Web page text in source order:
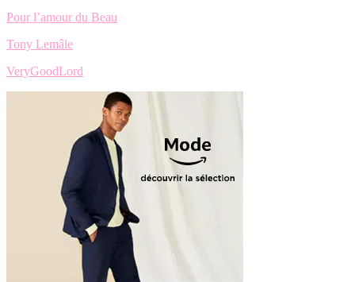
Pour l’amour du Beau
Tony Lemâle
VeryGoodLord